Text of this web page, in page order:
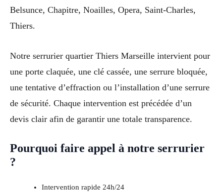
Belsunce, Chapitre, Noailles, Opera, Saint-Charles,
Thiers.
Notre serrurier quartier Thiers Marseille intervient pour
une porte claquée, une clé cassée, une serrure bloquée,
une tentative d’effraction ou l’installation d’une serrure
de sécurité. Chaque intervention est précédée d’un
devis clair afin de garantir une totale transparence.
Pourquoi faire appel à notre serrurier
?
Intervention rapide 24h/24